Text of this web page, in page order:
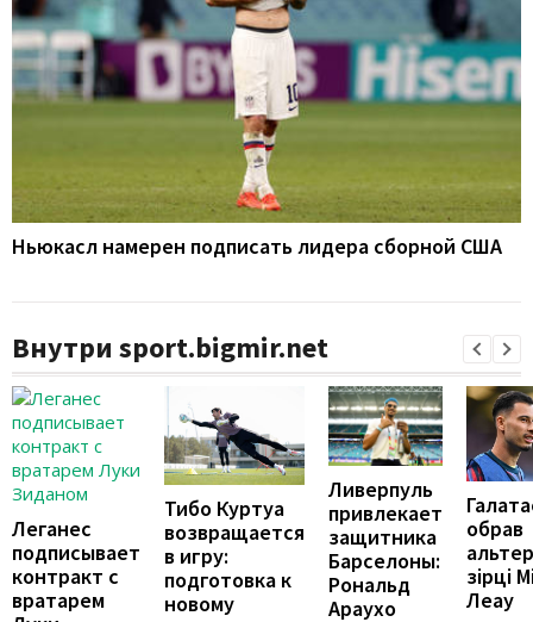
Ньюкасл намерен подписать лидера сборной США
Внутри sport.bigmir.net
Леганес
подписывает
контракт с
вратарем
Тибо Куртуа
возвращается
в игру:
подготовка к
новому
Ливерпуль
привлекает
защитника
Барселоны:
Рональд
Араухо
обрав
зірці
Леау